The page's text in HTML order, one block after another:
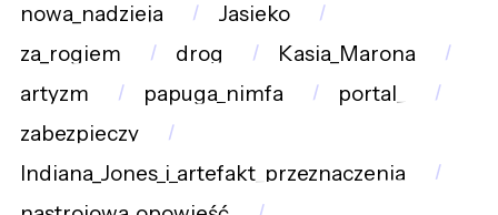
nowa_nadzieja
Jasieko
za_rogiem
drog
Kasia_Marona
artyzm
papuga_nimfa
portal_
zabezpieczy
Indiana_Jones_i_artefakt_przeznaczenia